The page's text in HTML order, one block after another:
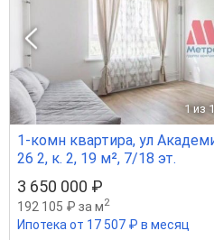
1 из
1-комн квартира, ул
26 2, к. 2, 19 м², 7/18 эт.
3 650 000 ₽
192 105 ₽ за м2
Ипотека от 17 507 ₽ в месяц